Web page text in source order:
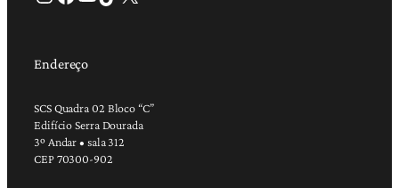
Endereço
SCS Quadra 02 Bloco “C”
Edifício Serra Dourada
3º Andar • sala 312
CEP 70300-902